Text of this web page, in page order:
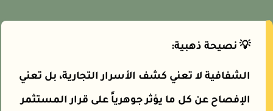
💡 نصيحة ذهبية:
الشفافية لا تعني كشف الأسرار التجارية، بل تعني
الإفصاح عن كل ما يؤثر جوهرياً على قرار المستثمر